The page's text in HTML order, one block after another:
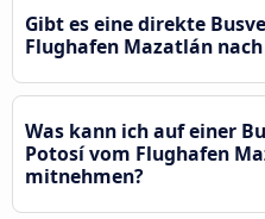
Gibt es eine direkte
Flughafen Mazatlán
Was kann ich auf einer
Potosí vom Flughafen
mitnehmen?